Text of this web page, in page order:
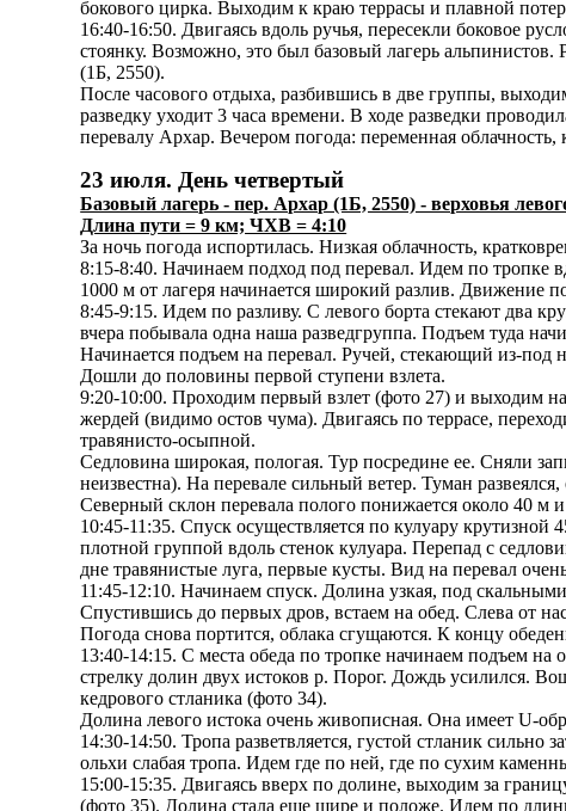
бокового цирка. Выходим к краю террасы и плавной
16:40-16:50. Двигаясь вдоль ручья, пересекли боковое
стоянку. Возможно, это был базовый лагерь
(1Б, 2550).
После часового отдыха, разбившись в две группы,
разведку уходит 3 часа времени. В ходе разведки
перевалу Архар. Вечером погода: переменная
23 июля. День четвертый
Базовый лагерь - пер. Архар (1Б, 2550) - верховья
Длина пути = 9 км; ЧХВ = 4:10
За ночь погода испортилась. Низкая облачность,
8:15-8:40. Начинаем подход под перевал. Идем по тропке
1000 м от лагеря начинается широкий разлив. Движение
8:45-9:15. Идем по разливу. С левого борта стекают два
вчера побывала одна наша разведгруппа. Подъем туда
Начинается подъем на перевал. Ручей, стекающий из-под
Дошли до половины первой ступени взлета.
9:20-10:00. Проходим первый взлет (фото 27) и выходим
жердей (видимо остов чума). Двигаясь по террасе,
травянисто-осыпной.
Седловина широкая, пологая. Тур посредине ее. Сняли
неизвестна). На перевале сильный ветер. Туман
Северный склон перевала полого понижается около 40 м
10:45-11:35. Спуск осуществляется по кулуару
плотной группой вдоль стенок кулуара. Перепад с
дне травянистые луга, первые кусты. Вид на перевал
11:45-12:10. Начинаем спуск. Долина узкая, под
Спустившись до первых дров, встаем на обед. Слева от
Погода снова портится, облака сгущаются. К концу
13:40-14:15. С места обеда по тропке начинаем подъем на
стрелку долин двух истоков р. Порог. Дождь усилился.
кедрового стланика (фото 34).
Долина левого истока очень живописная. Она имеет U-
14:30-14:50. Тропа разветвляется, густой стланик сильно
ольхи слабая тропа. Идем где по ней, где по сухим
15:00-15:35. Двигаясь вверх по долине, выходим за
(фото 35). Долина стала еще шире и положе. Идем по